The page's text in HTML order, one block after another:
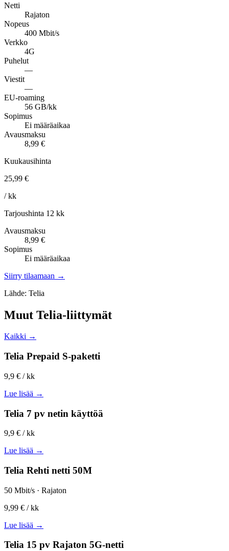
Netti
Rajaton
Nopeus
400 Mbit/s
Verkko
4G
Puhelut
—
Viestit
—
EU-roaming
56 GB/kk
Sopimus
Ei määräaikaa
Avausmaksu
8,99 €
Kuukausihinta
25,99 €
/ kk
Tarjoushinta 12 kk
Avausmaksu
8,99 €
Sopimus
Ei määräaikaa
Siirry tilaamaan →
Lähde: Telia
Muut Telia-liittymät
Kaikki →
Telia Prepaid S-paketti
9,9 € / kk
Lue lisää →
Telia 7 pv netin käyttöä
9,9 € / kk
Lue lisää →
Telia Rehti netti 50M
50 Mbit/s · Rajaton
9,99 € / kk
Lue lisää →
Telia 15 pv Rajaton 5G-netti